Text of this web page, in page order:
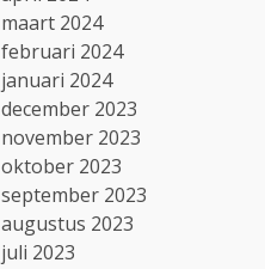
maart 2024
februari 2024
januari 2024
december 2023
november 2023
oktober 2023
september 2023
augustus 2023
juli 2023